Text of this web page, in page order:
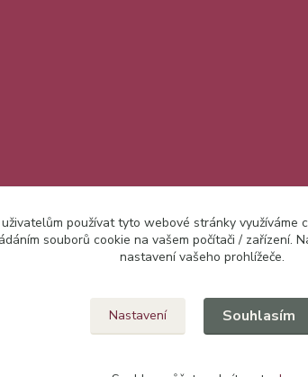
Upravit sběr cookies.
používat tyto webové stránky využíváme
souborů cookie na vašem počítači / zařízení.
nastavení vašeho prohlížeče.
Nastavení Souhlasím